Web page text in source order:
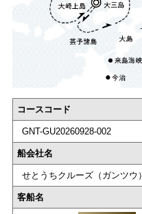
コースコード
GNT-GU20260928-002
船会社名
せとうちクルーズ（ガンツウ）
客船名